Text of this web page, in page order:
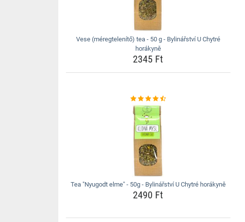
Vese (méregtelenítő) tea - 50 g - Bylinářství U Chytré
horákyně
2345 Ft
Tea "Nyugodt elme" - 50g - Bylinářství U Chytré horákyně
2490 Ft